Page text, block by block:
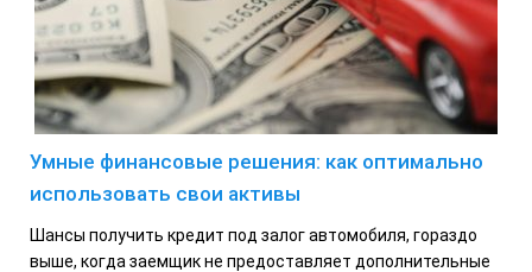
Умные финансовые решения: как оптимально
использовать свои активы
Шансы получить кредит под залог автомобиля, гораздо
выше, когда заемщик не предоставляет дополнительные